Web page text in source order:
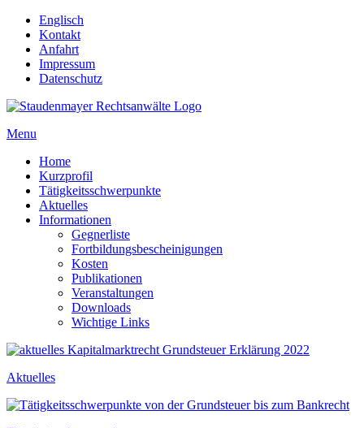
Englisch
Kontakt
Anfahrt
Impressum
Datenschutz
Menu
Home
Kurzprofil
Tätigkeitsschwerpunkte
Aktuelles
Informationen
Gegnerliste
Fortbildungsbescheinigungen
Kosten
Publikationen
Veranstaltungen
Downloads
Wichtige Links
Aktuelles